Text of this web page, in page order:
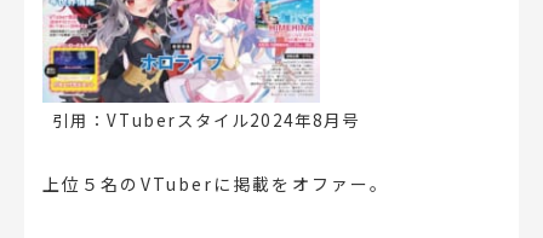
引用：VTuberスタイル2024年8月号
上位５名のVTuberに掲載をオファー。